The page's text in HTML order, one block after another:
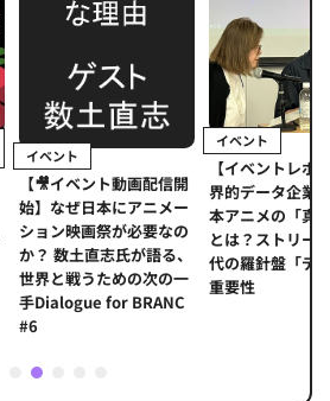
イベント
【🎥イベント動画配信開
始】なぜ日本にアニメー
ション映画祭が必要なの
か？ 数土直志氏が語る、
世界と戦うための次の一
手Dialogue for BRANC
#6
イベント
【イベントレポ
界的データ企業
本アニメの「真
とは？ストリー
代の羅針盤「デ
重要性
2